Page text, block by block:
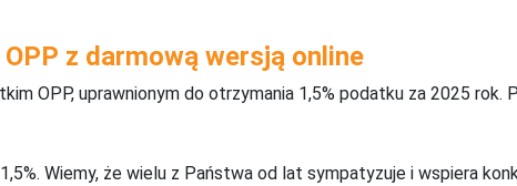
z darmową wersją online
OPP, uprawnionym do otrzymania 1,5% podatku za 2025 rok.
Wiemy, że wielu z Państwa od lat sympatyzuje i wspiera